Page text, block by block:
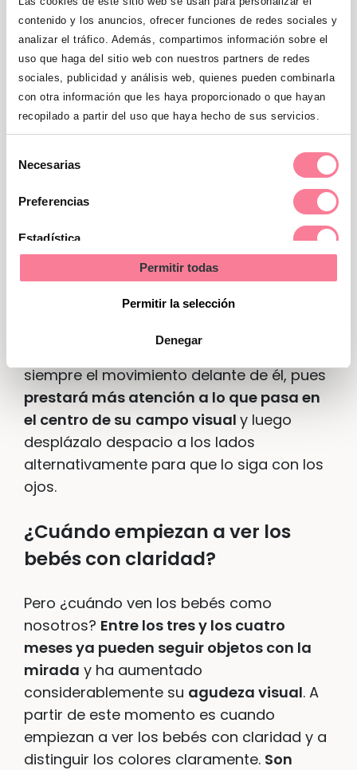
contenido y los anuncios, ofrecer funciones de redes sociales y
analizar el tráfico. Además, compartimos información sobre el
uso que haga del sitio web con nuestros partners de redes
sociales, publicidad y análisis web, quienes pueden combinarla
con otra información que les haya proporcionado o que hayan
recopilado a partir del uso que haya hecho de sus servicios.
Necesarias
Preferencias
Estadística
Permitir todas
Permitir la selección
Denegar
Cómo evoluciona
Ya desde los primeros días de vida, al
peque pueden llamarle la atención los
objetos brillantes o de colores fuertes. Sin
embargo, la claridad le molestará mucho.
Al segundo mes ya será capaz de
fijar la
en algo (normalmente la cara de
una persona) y un mes más tarde
empieza a distinguir algunos colores y las
siluetas difusas que veía al nacer van
tomando forma.Es el momento de
, por ejemplo, moviendo un
objeto situado cerca de su cara. Comienza
siempre el movimiento delante de él, pues
prestará más atención a lo que pasa en
el centro de su campo visual y luego
desplázalo despacio a los lados
alternativamente para que lo siga con los
ojos.
¿Cuándo empiezan a ver los
bebés con claridad?
Pero ¿cuándo ven los bebés como
nosotros? Entre los tres y los cuatro
meses ya pueden seguir objetos con la
mirada y ha aumentado
considerablemente su agudeza visual. A
partir de este momento es cuando
empiezan a ver los bebés con claridad y a
distinguir los colores claramente. Son